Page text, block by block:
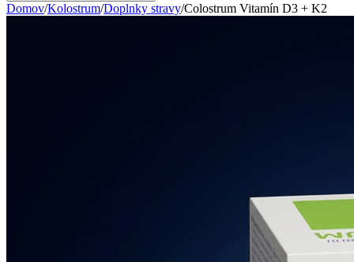
Domov/Kolostrum/Doplnky stravy/Colostrum Vitamín D3 + K2